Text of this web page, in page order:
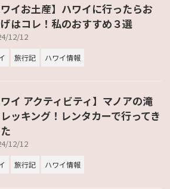
ワイお土産】ハワイに行ったらお
はコレ！私のおすすめ３選
12/12
旅行記 ハワイ情報
ワイ アクティビティ】マノアの滝
ッキング！レンタカーで行ってき
12/12
旅行記 ハワイ情報